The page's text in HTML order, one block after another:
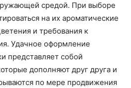
средой. При выборе
на их ароматические
и требования к
Удачное оформление
представляет собой
дополняют друг друга и
по мере продвижения